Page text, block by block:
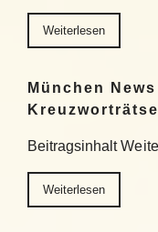
Weiterlesen
München
Beitragsinhalt
Weiterlesen